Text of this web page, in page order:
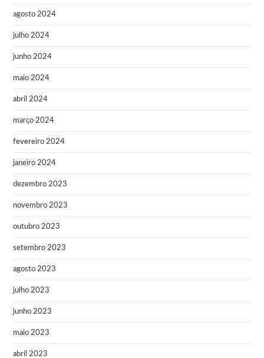
agosto 2024
julho 2024
junho 2024
maio 2024
abril 2024
março 2024
fevereiro 2024
janeiro 2024
dezembro 2023
novembro 2023
outubro 2023
setembro 2023
agosto 2023
julho 2023
junho 2023
maio 2023
abril 2023